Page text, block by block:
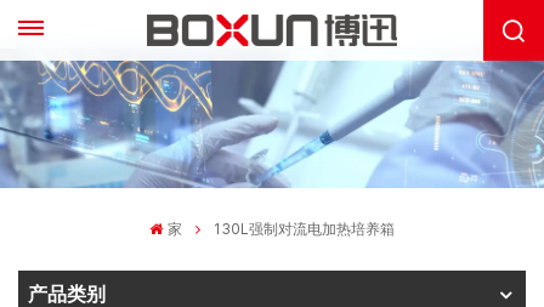
家 130L强制对流电加热培养箱
产品类别